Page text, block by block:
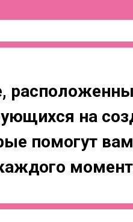
на
помогут